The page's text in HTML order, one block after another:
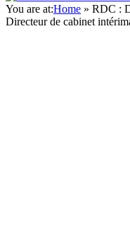
You are at:Home » RDC :
Directeur de cabinet